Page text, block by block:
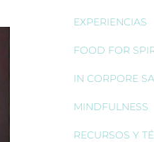
EXPERIENCIAS
FOOD FOR
IN CORPORE
MINDFULNESS
RECURSOS Y